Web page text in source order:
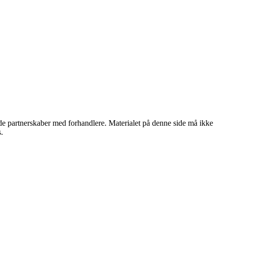
med forhandlere. Materialet på denne side må ikke